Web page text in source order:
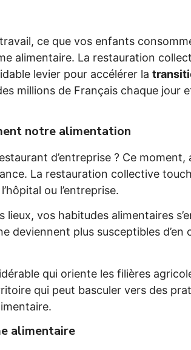
ce que vos enfants
alimentaire. La restauration
levier pour accélérer la
millions de Français chaque
notre alimentation
d’entreprise ? Ce
La restauration collective
ou l’entreprise.
vos habitudes alimentaires
deviennent plus susceptibles
qui oriente les filières
qui peut basculer vers des
alimentaire